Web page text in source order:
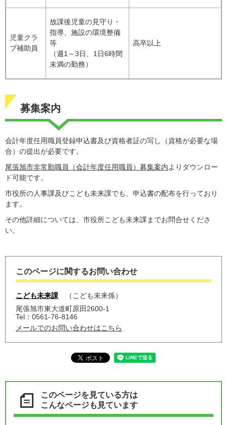
児童クラ
ブ補助員
放課後児童の見守り・
指導、施設の環境整備
等
（週1～3日、1日6時間
未満の勤務）
高卒以上
募集案内
会計年度任用職員登録申込書及び資格者証の写し（資格が必要な場
合）の提出が必要です。
尾張旭市非常勤職員（会計年度任用職員）募集案内よりダウンロー
ド可能です。
市役所の人事課及びこども未来課でも、申込書の配布を行っており
ます。
その他詳細については、市役所こども未来課までお問合せくださ
い。
このページに関するお問い合わせ
こども未来課
こども未来係
尾張旭市東大道町原田2600-1
Tel：0561-76-8146
メールでのお問い合わせはこちら
このページを見ている方は
こんなページも見ています